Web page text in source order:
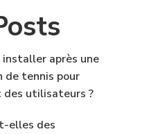
après une
tennis pour
utilisateurs ?
elles des